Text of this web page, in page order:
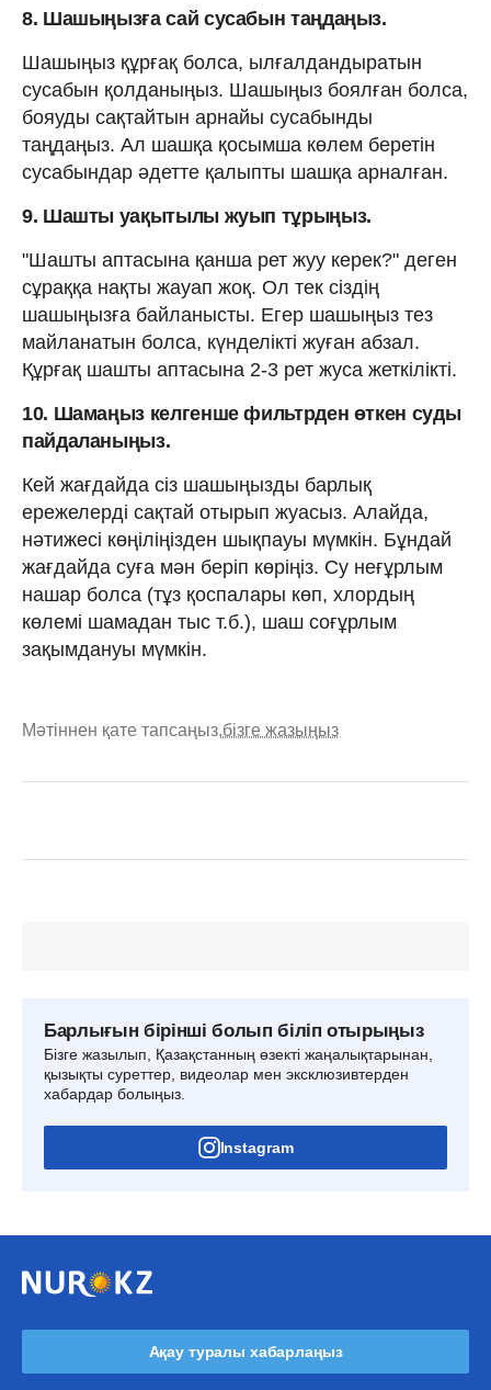
8. Шашыңызға сай сусабын таңдаңыз.
Шашыңыз құрғақ болса, ылғалдандыратын
сусабын қолданыңыз. Шашыңыз боялған болса,
бояуды сақтайтын арнайы сусабынды
таңдаңыз. Ал шашқа қосымша көлем беретін
сусабындар әдетте қалыпты шашқа арналған.
9. Шашты уақытылы жуып тұрыңыз.
"Шашты аптасына қанша рет жуу керек?" деген
сұраққа нақты жауап жоқ. Ол тек сіздің
шашыңызға байланысты. Егер шашыңыз тез
майланатын болса, күнделікті жуған абзал.
Құрғақ шашты аптасына 2-3 рет жуса жеткілікті.
10. Шамаңыз келгенше фильтрден өткен суды
пайдаланыңыз.
Кей жағдайда сіз шашыңызды барлық
ережелерді сақтай отырып жуасыз. Алайда,
нәтижесі көңіліңізден шықпауы мүмкін. Бұндай
жағдайда суға мән беріп көріңіз. Су неғұрлым
нашар болса (тұз қоспалары көп, хлордың
көлемі шамадан тыс т.б.), шаш соғұрлым
зақымдануы мүмкін.
Мәтіннен қате тапсаңыз,бізге жазыңыз
Барлығын бірінші болып біліп отырыңыз
Бізге жазылып, Қазақстанның өзекті жаңалықтарынан,
қызықты суреттер, видеолар мен эксклюзивтерден
хабардар болыңыз.
Instagram
Ақау туралы хабарлаңыз